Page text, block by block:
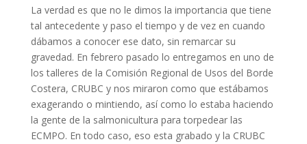
La verdad es que no le dimos la importancia que tiene
tal antecedente y paso el tiempo y de vez en cuando
dábamos a conocer ese dato, sin remarcar su
gravedad. En febrero pasado lo entregamos en uno de
los talleres de la Comisión Regional de Usos del Borde
Costera, CRUBC y nos miraron como que estábamos
exagerando o mintiendo, así como lo estaba haciendo
la gente de la salmonicultura para torpedear las
ECMPO. En todo caso, eso esta grabado y la CRUBC